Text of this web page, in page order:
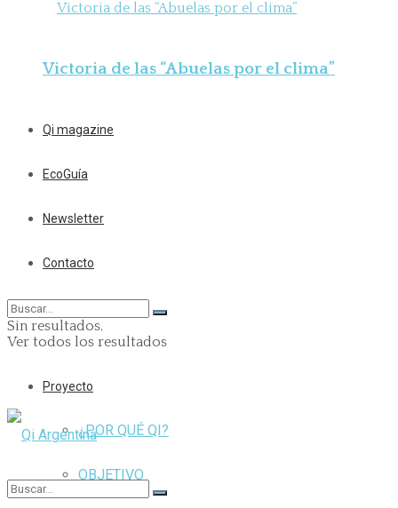
Victoria de las “Abuelas por el clima”
Qi magazine
EcoGuía
Newsletter
Contacto
Sin resultados.
Ver todos los resultados
Proyecto
¿POR QUÉ QI?
OBJETIVO